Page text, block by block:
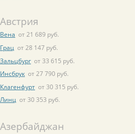
Австрия
Вена от 21 689 руб.
Грац от 28 147 руб.
Зальцбург от 33 615 руб.
Инсбрук от 27 790 руб.
Клагенфурт от 30 315 руб.
Линц от 30 353 руб.
Азербайджан